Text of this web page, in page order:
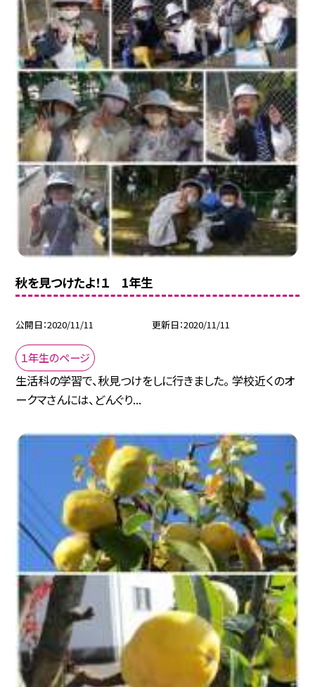
秋を見つけたよ！１ 1年生
公開日 2020/11/11 更新日 2020/11/11
１年生のページ
生活科の学習で、秋見つけをしに行きました。 学校近くのオ
ークマさんには、どんぐり...